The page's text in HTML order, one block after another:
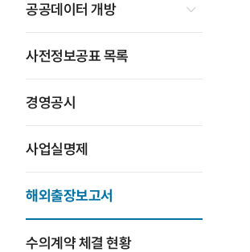
공공데이터 개방
사전정보공표 목록
경영공시
사업실명제
해외출장보고서
수의계약 체결 현황